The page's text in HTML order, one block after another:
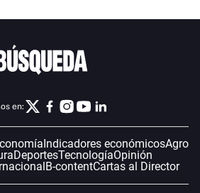
en:
Indicadores económicosAgro
DeportesTecnologíaOpinión
B-contentCartas al Director